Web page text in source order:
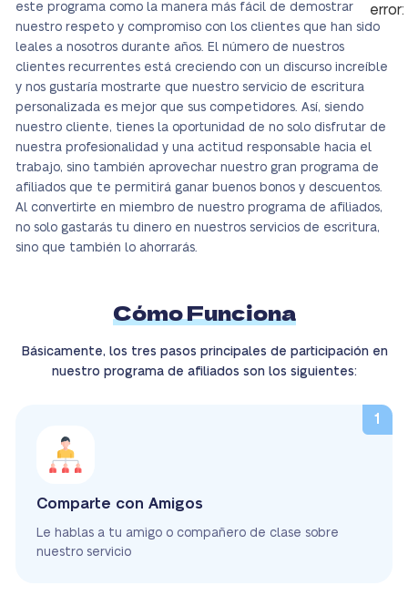
error:
este programa como la manera más fácil de demostrar
nuestro respeto y compromiso con los clientes que han sido
leales a nosotros durante años. El número de nuestros
clientes recurrentes está creciendo con un discurso increíble
y nos gustaría mostrarte que nuestro servicio de escritura
personalizada es mejor que sus competidores. Así, siendo
nuestro cliente, tienes la oportunidad de no solo disfrutar de
nuestra profesionalidad y una actitud responsable hacia el
trabajo, sino también aprovechar nuestro gran programa de
afiliados que te permitirá ganar buenos bonos y descuentos.
Al convertirte en miembro de nuestro programa de afiliados,
no solo gastarás tu dinero en nuestros servicios de escritura,
sino que también lo ahorrarás.
Cómo Funciona
Básicamente, los tres pasos principales de participación en
nuestro programa de afiliados son los siguientes:
Comparte con Amigos
Le hablas a tu amigo o compañero de clase sobre
nuestro servicio